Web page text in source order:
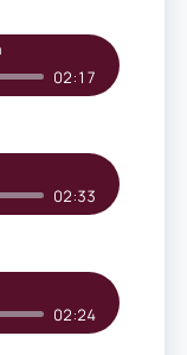
02:17
02:33
02:24